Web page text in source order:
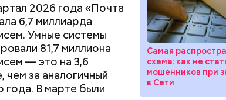
Самая
схема: как не
мошенников при
в Сети
2026 года «Почта
6,7 миллиарда
Умные системы
81,7 миллиона
— это на 3,6
за аналогичный
В марте были